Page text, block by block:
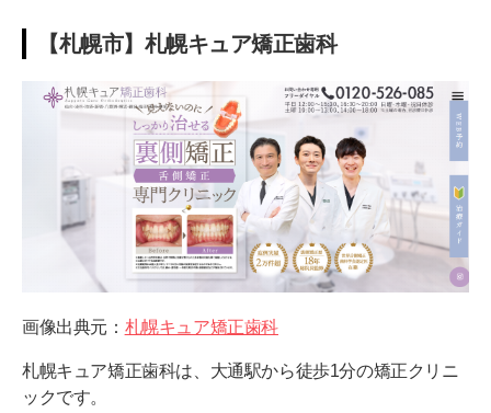
【札幌市】札幌キュア矯正歯科
画像出典元： 札幌キュア矯正歯科
札幌キュア矯正歯科は、大通駅から徒歩1分の矯正クリニ
ックです。